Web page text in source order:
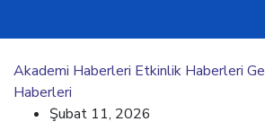
Akademi Haberleri Etkinlik Haberleri
Haberleri
Şubat 11, 2026